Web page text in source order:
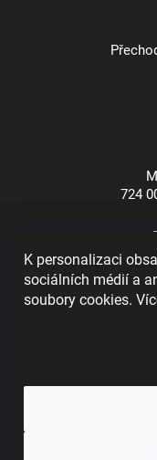
K personalizaci
sociálních médií a
soubory cookies.
724